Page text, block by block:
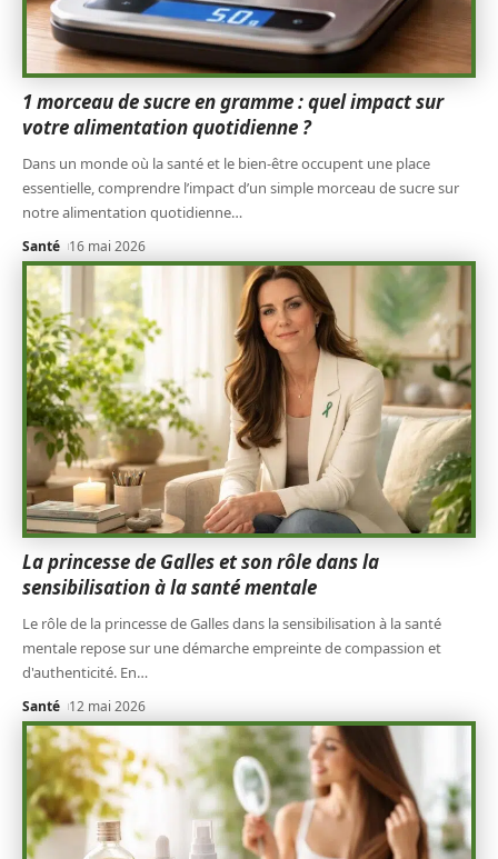
1 morceau de sucre en gramme : quel impact sur
votre alimentation quotidienne ?
Dans un monde où la santé et le bien-être occupent une place
essentielle, comprendre l’impact d’un simple morceau de sucre sur
notre alimentation quotidienne…
Santé 16 mai 2026
La princesse de Galles et son rôle dans la
sensibilisation à la santé mentale
Le rôle de la princesse de Galles dans la sensibilisation à la santé
mentale repose sur une démarche empreinte de compassion et
d'authenticité. En…
Santé 12 mai 2026